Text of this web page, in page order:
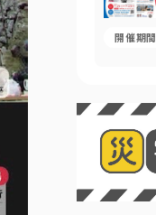
開催期間